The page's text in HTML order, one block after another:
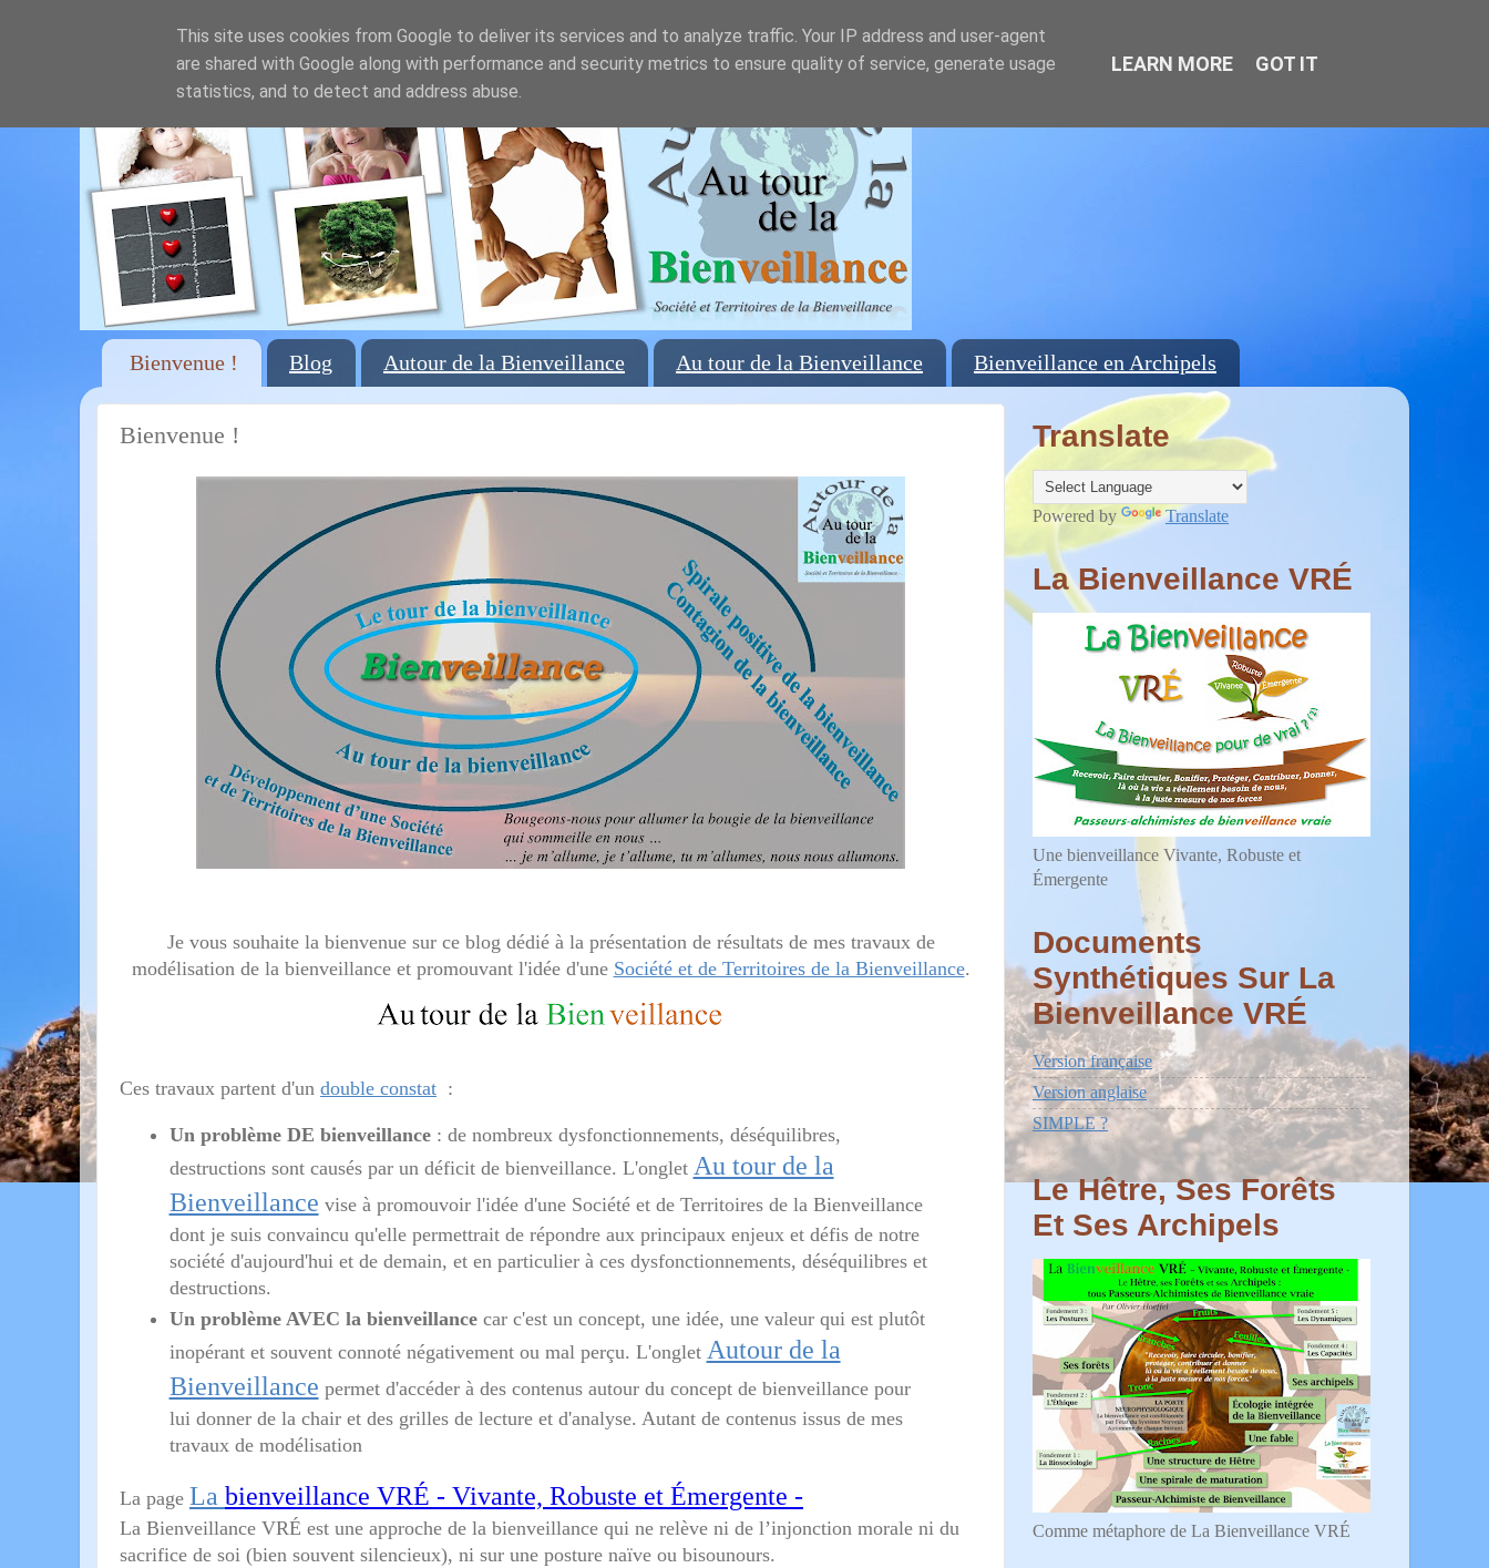
Bienvenue ! Blog Autour de la Bienveillance Au tour de la Bienveillance Bienveillance en Archipels
Bienvenue !
Je vous souhaite la bienvenue sur ce blog dédié à la présentation de résultats de mes travaux de
modélisation de la bienveillance et promouvant l'idée d'une Société et de Territoires de la Bienveillance.
Ces travaux partent d'un double constat :
Un problème DE bienveillance: de nombreux dysfonctionnements, déséquilibres,
destructions sont causés par un déficit de bienveillance. L'onglet Au tour de la
Bienveillance vise à promouvoir l'idée d'une Société et de Territoires de la Bienveillance
dont je suis convaincu qu'elle permettrait de répondre aux principaux enjeux et défis de notre
société d'aujourd'hui et de demain, et en particulier à ces dysfonctionnements, déséquilibres et
destructions.
Un problème AVEC la bienveillancecar c'est un concept, une idée, une valeur qui est plutôt
inopérant et souvent connoté négativement ou mal perçu. L'onglet Autour de la
Bienveillance permet d'accéder à des contenus autour du concept de bienveillance pour
lui donner de la chair et des grilles de lecture et d'analyse. Autant de contenus issus de mes
travaux de modélisation
La page La bienveillance VRÉ - Vivante, Robuste et Émergente -
La Bienveillance VRÉ est une approche de la bienveillance qui ne relève ni de l’injonction morale ni du
sacrifice de soi (bien souvent silencieux), ni sur une posture naïve ou bisounours.
Translate
Powered by Translate
La Bienveillance VRÉ
Une bienveillance Vivante, Robuste et
Émergente
Documents
Synthétiques Sur La
Bienveillance VRÉ
Version française
Version anglaise
SIMPLE ?
Le Hêtre, Ses Forêts
Et Ses Archipels
Comme métaphore de La Bienveillance VRÉ
This site uses cookies from Google to deliver its services and to analyze traffic. Your IP address and user-agent
are shared with Google along with performance and security metrics to ensure quality of service, generate usage
statistics, and to detect and address abuse.
LEARN MORE GOT IT